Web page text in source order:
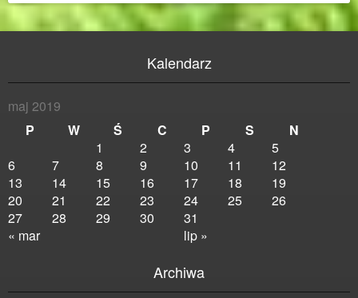
Kalendarz
maj 2019
P
W Ś C P S N
« mar lip »
1 2 3 4
5
6
7 8 9 10 11
12
13
14 15 16 17 18
19
20
21 22 23 24 25
26
27
28 29 30 31
Archiwa